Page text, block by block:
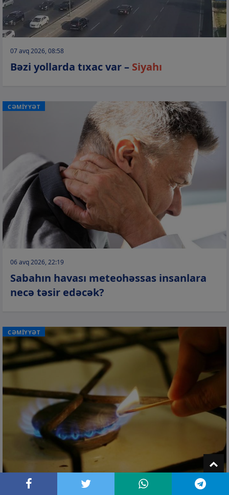
07 avq 2026, 08:58
Bəzi yollarda tıxac var – Siyahı
CƏMİYYƏT
06 avq 2026, 22:19
Sabahın havası meteohəssas insanlara
necə təsir edəcək?
CƏMİYYƏT
06 avq 2026, 21:47